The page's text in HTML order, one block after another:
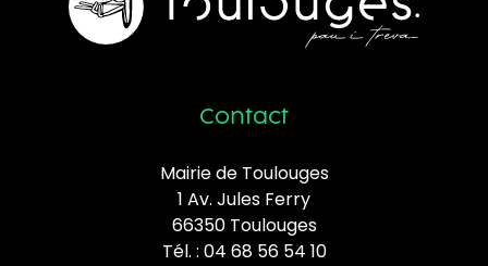
Contact
Mairie de Toulouges
1 Av. Jules Ferry
66350 Toulouges
Tél. : 04 68 56 54 10